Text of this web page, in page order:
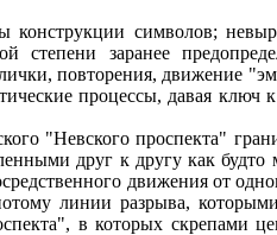
символов;
степени заранее
повторения, движение
процессы, давая ключ
"Невского проспекта"
друг к другу как будто
движения от
линии разрыва,
в которых скрепами